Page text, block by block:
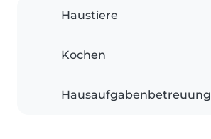
Haustiere
Kochen
Hausaufgabenbetreuung